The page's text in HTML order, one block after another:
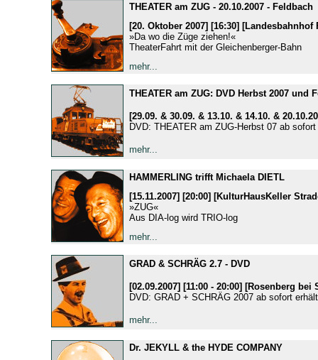
THEATER am ZUG - 20.10.2007 - Feldbach
[20. Oktober 2007] [16:30] [Landesbahnhof
»Da wo die Züge ziehen!«
TheaterFahrt mit der Gleichenberger-Bahn
mehr...
THEATER am ZUG: DVD Herbst 2007 und
[29.09. & 30.09. & 13.10. & 14.10. &
DVD: THEATER am ZUG-Herbst 07 ab
mehr...
HAMMERLING trifft Michaela DIETL
[15.11.2007] [20:00] [KulturHausKeller
»ZUG«
Aus DIA-log wird TRIO-log
mehr...
GRAD & SCHRÄG 2.7 - DVD
[02.09.2007] [11:00 - 20:00] [Rosenberg
DVD: GRAD + SCHRÄG 2007 ab sofort
mehr...
Dr. JEKYLL & the HYDE COMPANY